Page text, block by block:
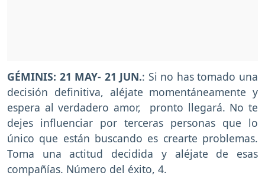
GÉMINIS: 21 MAY- 21 JUN.: Si no has tomado una
decisión definitiva, aléjate momentáneamente y
espera al verdadero amor, pronto llegará. No te
dejes influenciar por terceras personas que lo
único que están buscando es crearte problemas.
Toma una actitud decidida y aléjate de esas
compañías. Número del éxito, 4.